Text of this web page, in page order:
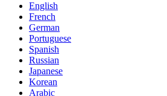
English
French
German
Portuguese
Spanish
Russian
Japanese
Korean
Arabic